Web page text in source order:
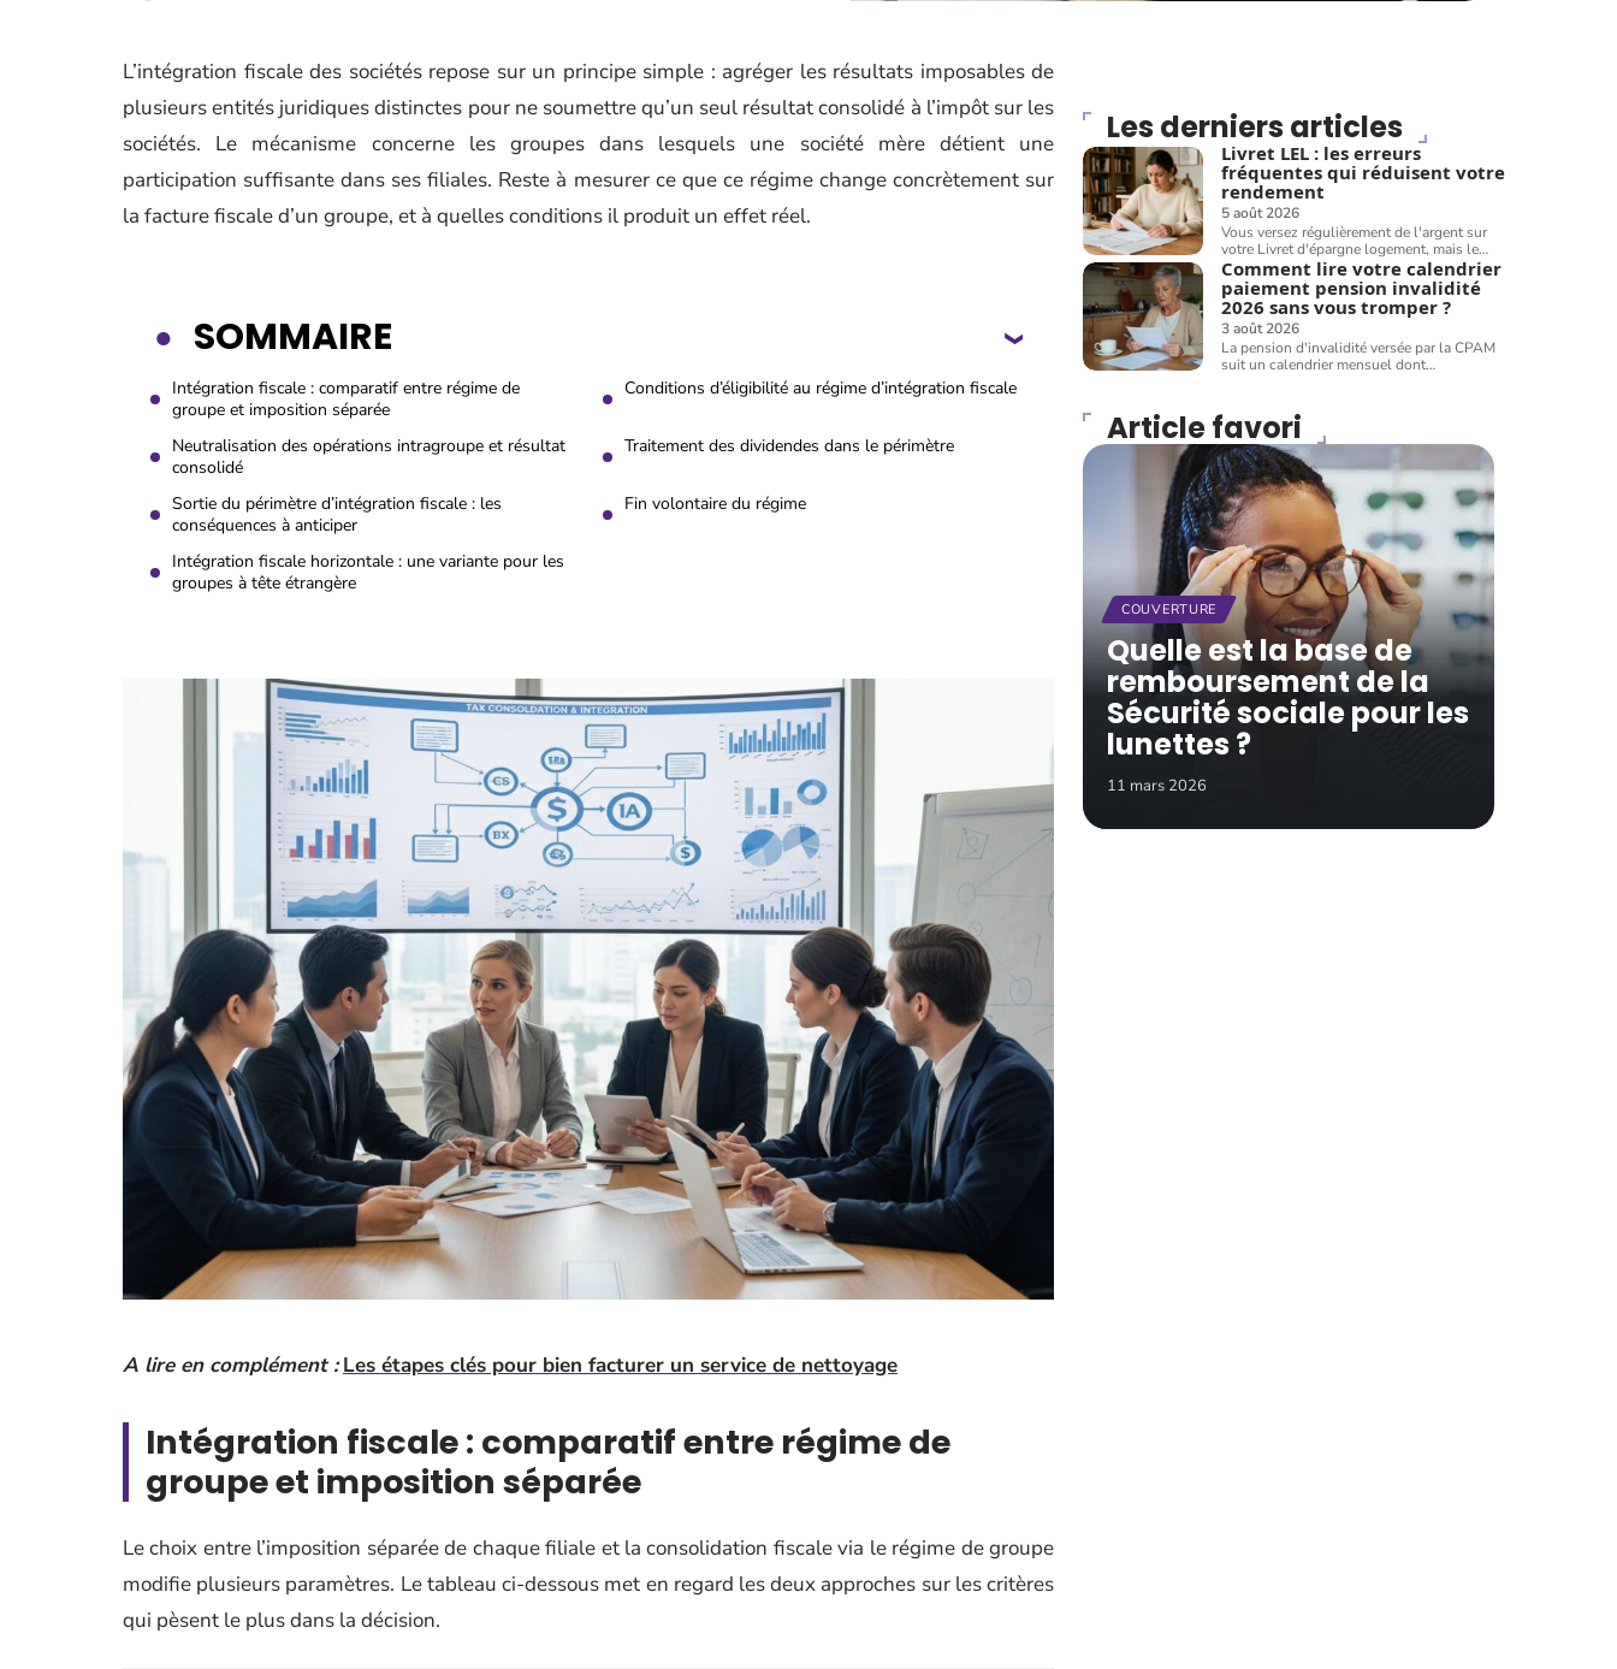
L’intégration fiscale des sociétés repose sur un principe simple : agréger les résultats imposables de
plusieurs entités juridiques distinctes pour ne soumettre qu’un seul résultat consolidé à l’impôt sur les
sociétés. Le mécanisme concerne les groupes dans lesquels une société mère détient une
participation suffisante dans ses filiales. Reste à mesurer ce que ce régime change concrètement sur
la facture fiscale d’un groupe, et à quelles conditions il produit un effet réel.
SOMMAIRE
Intégration fiscale : comparatif entre régime de
groupe et imposition séparée
Conditions d’éligibilité au régime d’intégration fiscale
Neutralisation des opérations intragroupe et résultat
consolidé
Traitement des dividendes dans le périmètre
Sortie du périmètre d’intégration fiscale : les
conséquences à anticiper
Fin volontaire du régime
Intégration fiscale horizontale : une variante pour les
groupes à tête étrangère
A lire en complément : Les étapes clés pour bien facturer un service de nettoyage
Intégration fiscale : comparatif entre régime de
groupe et imposition séparée
Le choix entre l’imposition séparée de chaque filiale et la consolidation fiscale via le régime de groupe
modifie plusieurs paramètres. Le tableau ci-dessous met en regard les deux approches sur les critères
qui pèsent le plus dans la décision.
Les derniers articles
Livret LEL : les erreurs
fréquentes qui réduisent votre
rendement
5 août 2026
Vous versez régulièrement de l'argent sur
votre Livret d'épargne logement, mais le…
Comment lire votre calendrier
paiement pension invalidité
2026 sans vous tromper ?
3 août 2026
La pension d'invalidité versée par la CPAM
suit un calendrier mensuel dont…
Article favori
COUVERTURE
Quelle est la base de
remboursement de la
Sécurité sociale pour les
lunettes ?
11 mars 2026